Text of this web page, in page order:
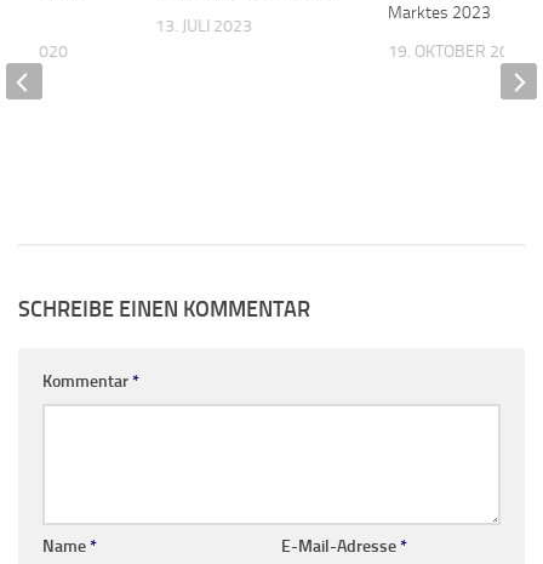
13. JULI 2023
Marktes 2023
19. OKTOBER 2023
2020
SCHREIBE EINEN KOMMENTAR
Kommentar*
Name* E-Mail-Adresse*